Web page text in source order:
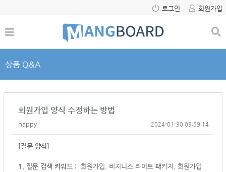
로그인 회원가입
상품 Q&A
회원가입 양식 수정하는 방법
happy 2024-01-30 09:59:14
[질문 양식]
1. 질문 검색 키워드 : 회원가입, 비지니스 라이트 패키지, 회원가입